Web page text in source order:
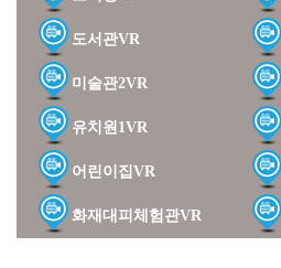
도서관VR
미술관2VR
유치원1VR
어린이집VR
화재대피체험관VR